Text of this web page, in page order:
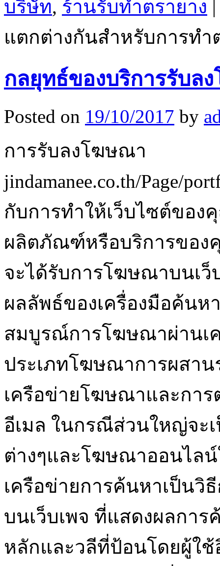
บริษัท, ร้านรับทำตรายาง
แตกต่างกันสำหรับการทำ
กลยุทธ์ของบริการรับล
Posted on 19/10/2017 by
การรับลงโฆษณา
jindamanee.co.th/Page/
กับการทำให้เว็บไซต์ขอ
ผลิตภัณฑ์หรือบริการของ
จะได้รับการโฆษณาบนเ
ผลลัพธ์ของเครื่องมือค้น
สมบูรณ์การโฆษณาผ่านเ
ประเภทโฆษณาการผสา
เครือข่ายโฆษณาและการ
อีเมล ในกรณีส่วนใหญ่จะ
ต่างๆและโฆษณาออนไล
เครือข่ายการค้นหาเป็นวิ
บนเว็บเพจ ที่แสดงผลกา
หลักและวลีที่ป้อนโดยผู้ใ